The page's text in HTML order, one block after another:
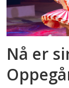
Nå er